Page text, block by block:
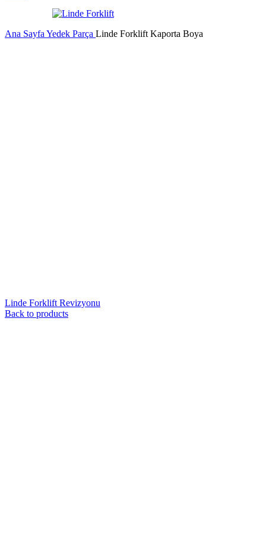
Ana Sayfa Yedek Parça Linde Forklift Kaporta Boya
Linde Forklift Revizyonu
Back to products